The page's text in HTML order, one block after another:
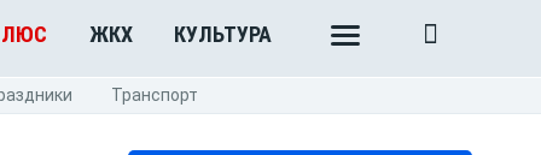
ЖКХ КУЛЬТУРА
Транспорт